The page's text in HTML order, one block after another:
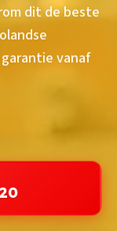
dit de beste
vanaf